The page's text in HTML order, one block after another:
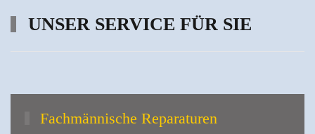
UNSER SERVICE FÜR SIE
Fachmännische Reparaturen